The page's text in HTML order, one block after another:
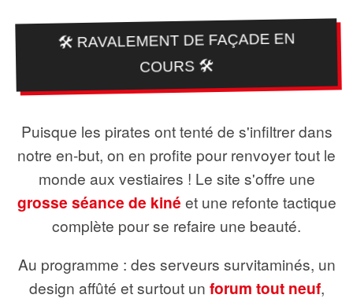
🛠️ RAVALEMENT DE FAÇADE EN
COURS 🛠️
Puisque les pirates ont tenté de s'infiltrer dans
notre en-but, on en profite pour renvoyer tout le
monde aux vestiaires ! Le site s'offre une
grosse séance de kiné et une refonte tactique
complète pour se refaire une beauté.
Au programme : des serveurs survitaminés, un
design affûté et surtout un forum tout neuf,